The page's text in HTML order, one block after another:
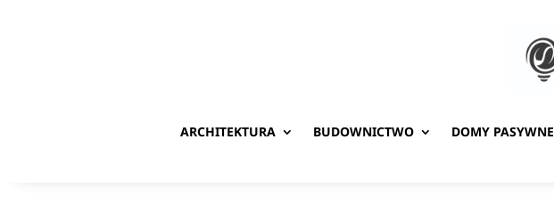
ARCHITEKTURA BUDOWNICTWO DOMY PASYWNE